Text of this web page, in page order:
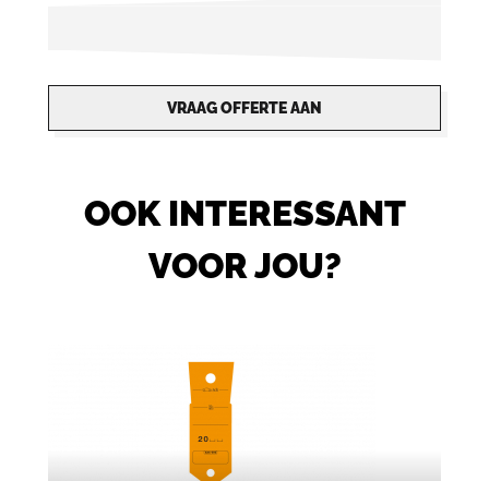
VRAAG OFFERTE AAN
OOK INTERESSANT
VOOR JOU?